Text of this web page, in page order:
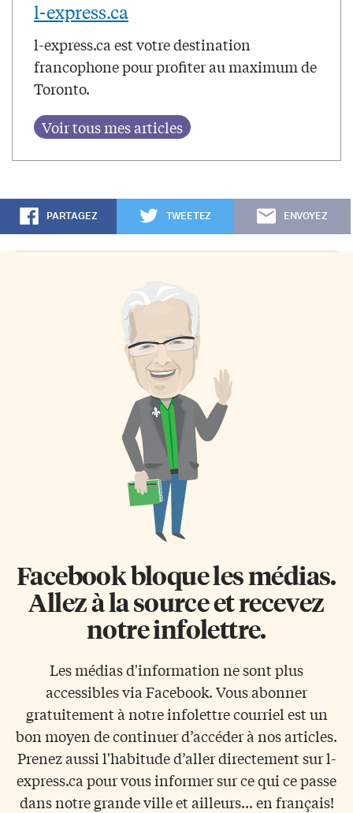
l-express.ca
l-express.ca est votre destination
francophone pour profiter au maximum de
Toronto.
PARTAGEZ TWEETEZ ENVOYEZ
Facebook bloque les médias.
Allez à la source et recevez
notre infolettre.
Les médias d'information ne sont plus
accessibles via Facebook. Vous abonner
gratuitement à notre infolettre courriel est un
bon moyen de continuer d’accéder à nos articles.
Prenez aussi l'habitude d’aller directement sur l-
express.ca pour vous informer sur ce qui ce passe
dans notre grande ville et ailleurs... en français!